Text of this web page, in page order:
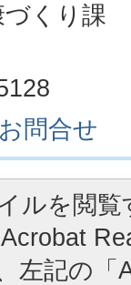
くり課
問合せ
ルを閲
左記の「